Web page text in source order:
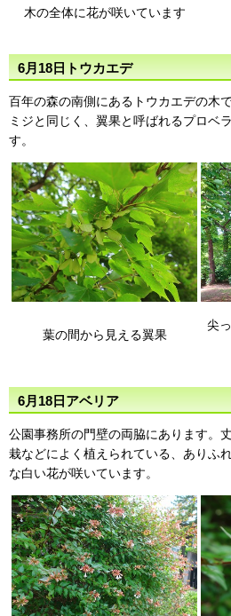
木の全体に花が咲いています
6月18日トウカエデ
百年の森の南側にあるトウカエデの木
ミジと同じく、翼果と呼ばれるプロベ
す。
葉の間から見える翼果
尖
6月18日アベリア
公園事務所の門壁の両脇にあります。
栽などによく植えられている、ありふ
な白い花が咲いています。